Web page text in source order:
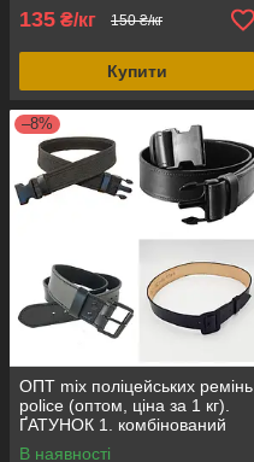
135 ₴/кг 150 ₴/кг
Купити
–8%
ОПТ mix поліцейських ремінь
police (оптом, ціна за 1 кг).
ҐАТУНОК 1. комбінований
NATO, оригінал
В наявності